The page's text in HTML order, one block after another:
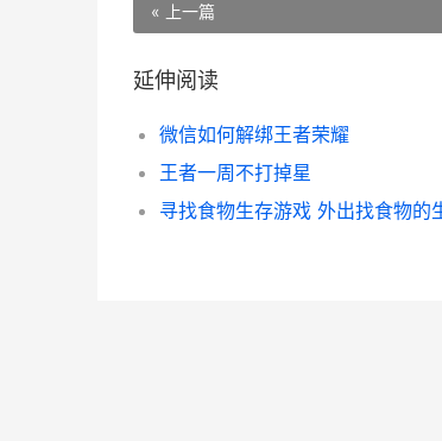
« 上一篇
延伸阅读
微信如何解绑王者荣耀
王者一周不打掉星
寻找食物生存游戏 外出找食物的